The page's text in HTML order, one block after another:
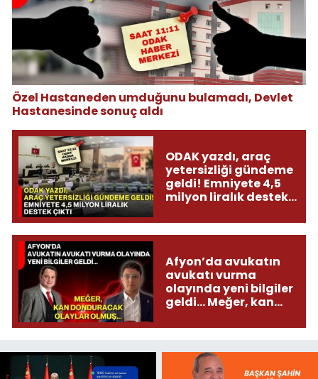
Özel Hastaneden umduğunu bulamadı, Devlet
Hastanesinde sonuç aldı
ODAK yazdı, araç
yetersizliği gündeme
geldi! Emniyete 4,5
milyon liralık destek
Afyon’da avukatın
avukatı vurma
olayında yeni bilgiler
geldi... Meğer, kan
olmuş...